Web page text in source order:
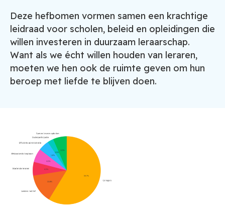
Deze hefbomen vormen samen een krachtige
leidraad voor scholen, beleid en opleidingen die
willen investeren in duurzaam leraarschap.
Want als we écht willen houden van leraren,
moeten we hen ook de ruimte geven om hun
beroep met liefde te blijven doen.